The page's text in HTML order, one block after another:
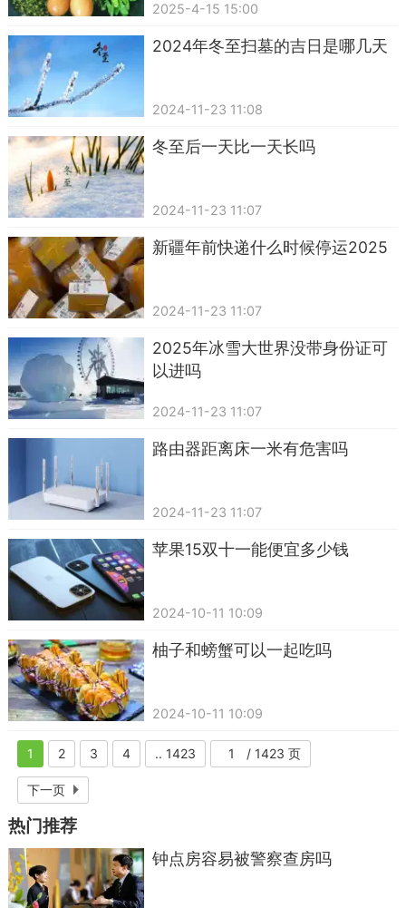
2025-4-15 15:00
2024年冬至扫墓的吉日是哪几天
2024-11-23 11:08
冬至后一天比一天长吗
2024-11-23 11:07
新疆年前快递什么时候停运2025
2024-11-23 11:07
2025年冰雪大世界没带身份证可
以进吗
2024-11-23 11:07
路由器距离床一米有危害吗
2024-11-23 11:07
苹果15双十一能便宜多少钱
2024-10-11 10:09
柚子和螃蟹可以一起吃吗
2024-10-11 10:09
1 2 3 4 .. 1423 / 1423 页
下一页
热门推荐
钟点房容易被警察查房吗